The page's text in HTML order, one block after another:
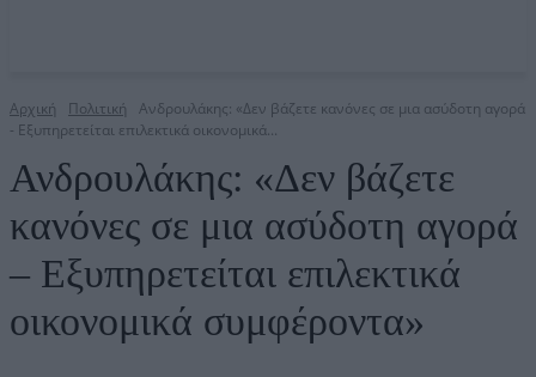
Αρχική Πολιτική
Ανδρουλάκης: «Δεν βάζετε κανόνες σε μια ασύδοτη αγορά
- Εξυπηρετείται επιλεκτικά οικονομικά...
Ανδρουλάκης: «Δεν βάζετε
κανόνες σε μια ασύδοτη αγορά
– Εξυπηρετείται επιλεκτικά
οικονομικά συμφέροντα»